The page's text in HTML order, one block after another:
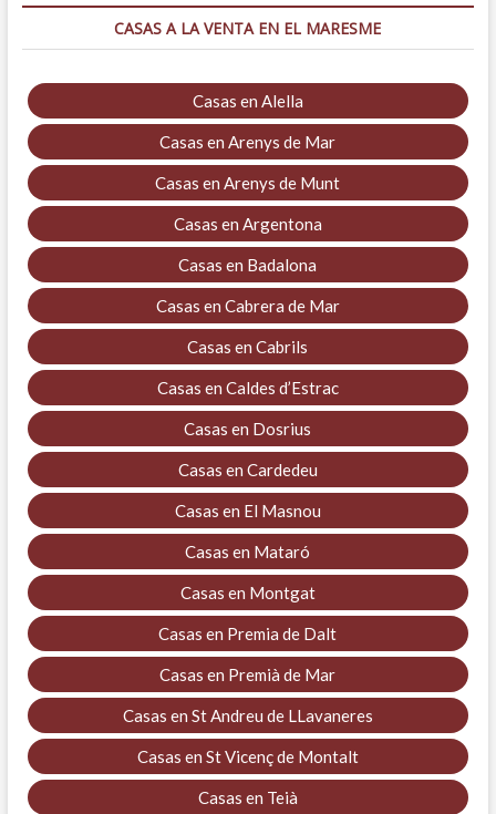
CASAS A LA VENTA EN EL MARESME
Casas en Alella
Casas en Arenys de Mar
Casas en Arenys de Munt
Casas en Argentona
Casas en Badalona
Casas en Cabrera de Mar
Casas en Cabrils
Casas en Caldes d’Estrac
Casas en Dosrius
Casas en Cardedeu
Casas en El Masnou
Casas en Mataró
Casas en Montgat
Casas en Premia de Dalt
Casas en Premià de Mar
Casas en St Andreu de LLavaneres
Casas en St Vicenç de Montalt
Casas en Teià